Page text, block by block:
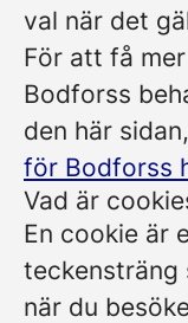
val när det
För att få
Bodforss
den här
för Bodforss
Vad är
En cookie är
teckensträng
när du